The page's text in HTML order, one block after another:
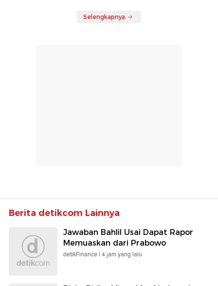
Selengkapnya
Berita detikcom Lainnya
Jawaban Bahlil Usai Dapat Rapor
Memuaskan dari Prabowo
detikFinance | 4 jam yang lalu